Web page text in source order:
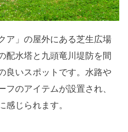
ア」の屋外にある芝生広場
配水塔と九頭竜川堤防を間
良いスポットです。水路や
フのアイテムが設置され、
感じられます。